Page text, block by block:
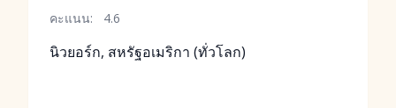
คะแนน: 4.6
นิวยอร์ก, สหรัฐอเมริกา (ทั่วโลก)